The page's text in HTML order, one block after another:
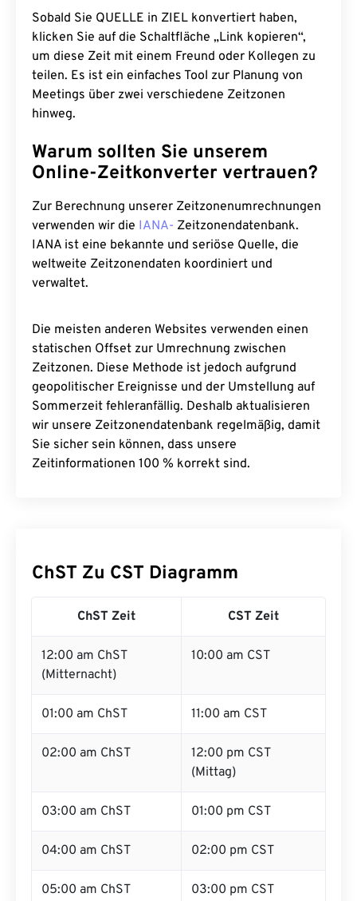
Sobald Sie QUELLE in ZIEL konvertiert haben,
klicken Sie auf die Schaltfläche „Link kopieren“,
um diese Zeit mit einem Freund oder Kollegen zu
teilen. Es ist ein einfaches Tool zur Planung von
Meetings über zwei verschiedene Zeitzonen
hinweg.
Warum sollten Sie unserem
Online-Zeitkonverter vertrauen?
Zur Berechnung unserer Zeitzonenumrechnungen
verwenden wir die IANA- Zeitzonendatenbank.
IANA ist eine bekannte und seriöse Quelle, die
weltweite Zeitzonendaten koordiniert und
verwaltet.
Die meisten anderen Websites verwenden einen
statischen Offset zur Umrechnung zwischen
Zeitzonen. Diese Methode ist jedoch aufgrund
geopolitischer Ereignisse und der Umstellung auf
Sommerzeit fehleranfällig. Deshalb aktualisieren
wir unsere Zeitzonendatenbank regelmäßig, damit
Sie sicher sein können, dass unsere
Zeitinformationen 100 % korrekt sind.
ChST Zu CST Diagramm
ChST Zeit CST Zeit
12:00 am ChST
(Mitternacht)
10:00 am CST
01:00 am ChST 11:00 am CST
02:00 am ChST
12:00 pm CST
(Mittag)
03:00 am ChST 01:00 pm CST
04:00 am ChST 02:00 pm CST
05:00 am ChST 03:00 pm CST